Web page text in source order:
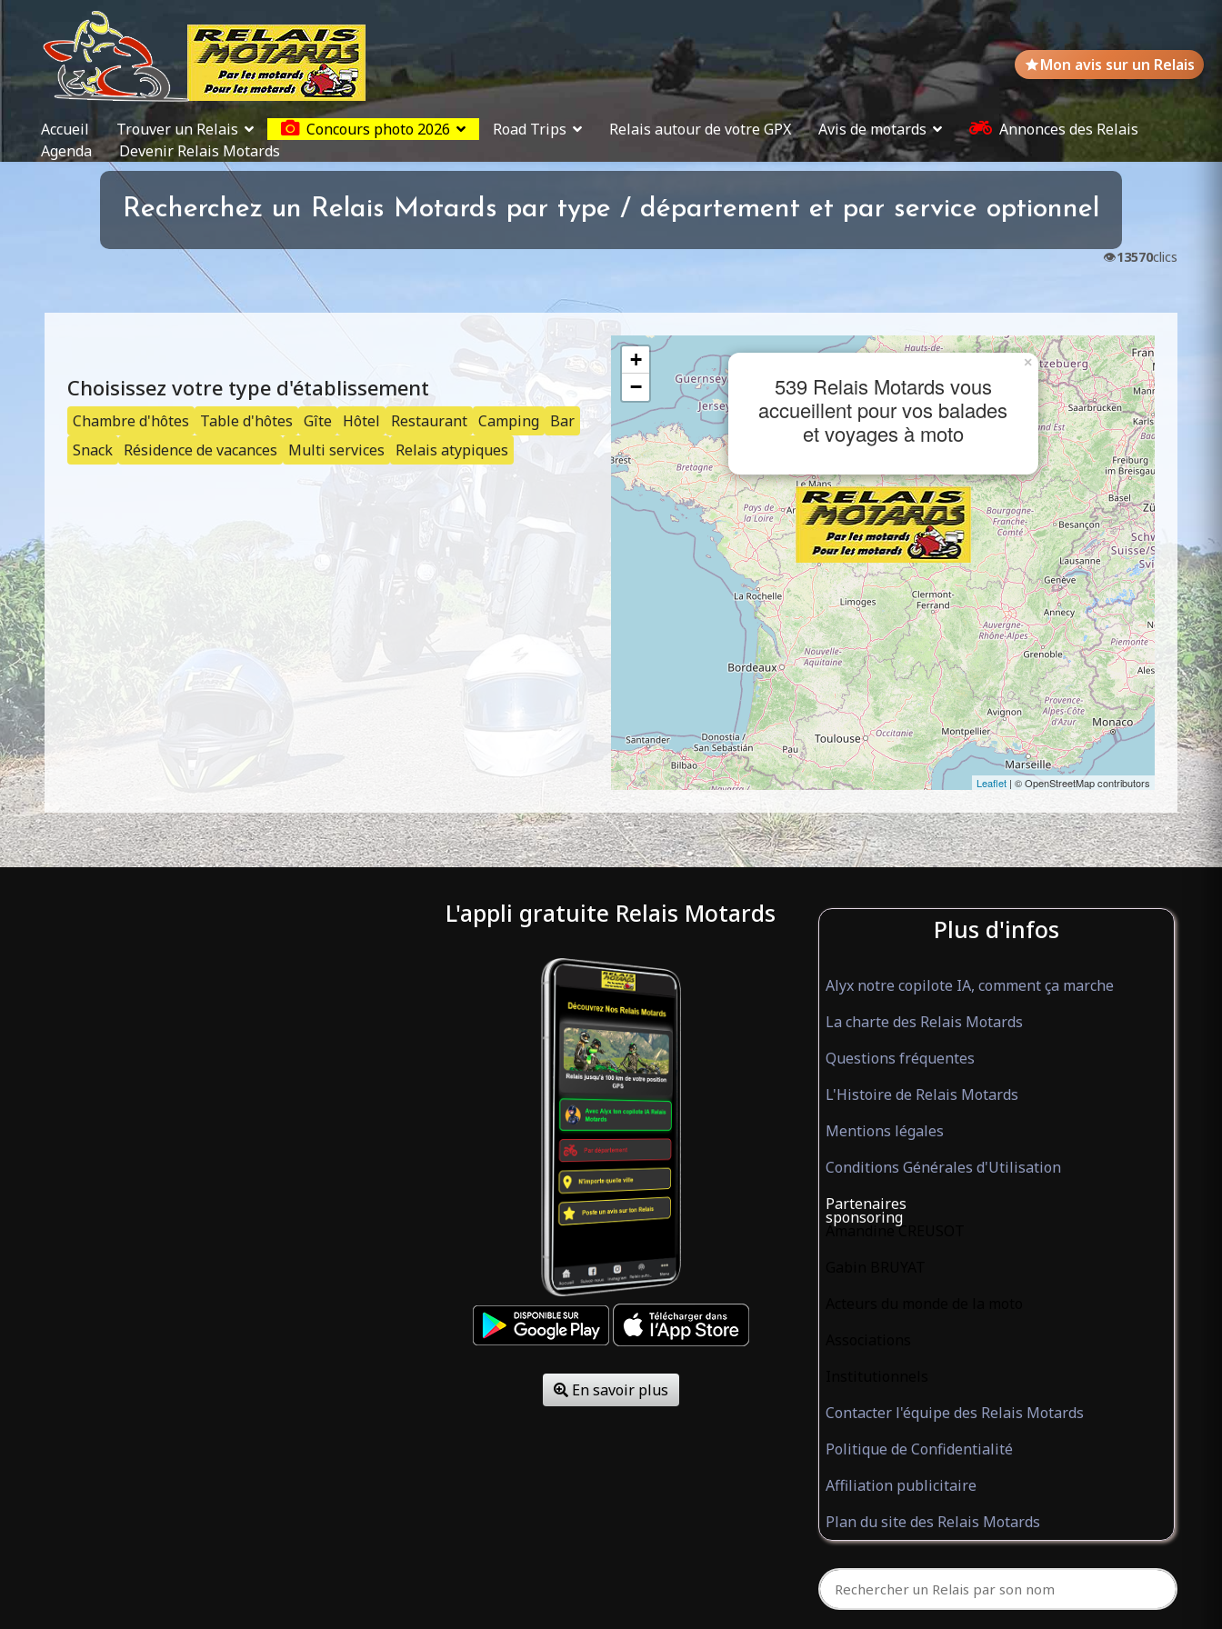
Mon avis sur un Relais
Accueil Trouver un Relais Concours photo 2026 Road Trips Relais autour de votre GPX Avis de motards
Annonces des Relais
Agenda
Devenir Relais Motards
Recherchez un Relais Motards par type / département et par service optionnel
👁️13570clics
Choisissez votre type d'établissement
Chambre d'hôtes Table d'hôtes Gîte Hôtel Restaurant Camping
Bar
Snack
Résidence de vacances Multi services Relais atypiques
539 Relais Motards vous
accueillent pour vos balades
et voyages à moto
×
+
−
Leaflet | © OpenStreetMap contributors
L'appli gratuite Relais Motards
En savoir plus
Plus d'infos
Alyx notre copilote IA, comment ça marche
La charte des Relais Motards
Questions fréquentes
L'Histoire de Relais Motards
Mentions légales
Conditions Générales d'Utilisation
Partenaires
sponsoring
Amandine CREUSOT
Contacter l'équipe des Relais Motards
Politique de Confidentialité
Affiliation publicitaire
Plan du site des Relais Motards